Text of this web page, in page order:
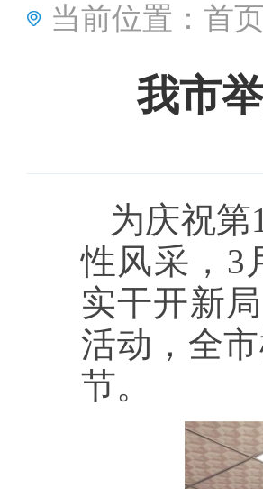
当前位置： 首页
我市
为庆祝第
性风采，3
实干开新
活动，全
节。